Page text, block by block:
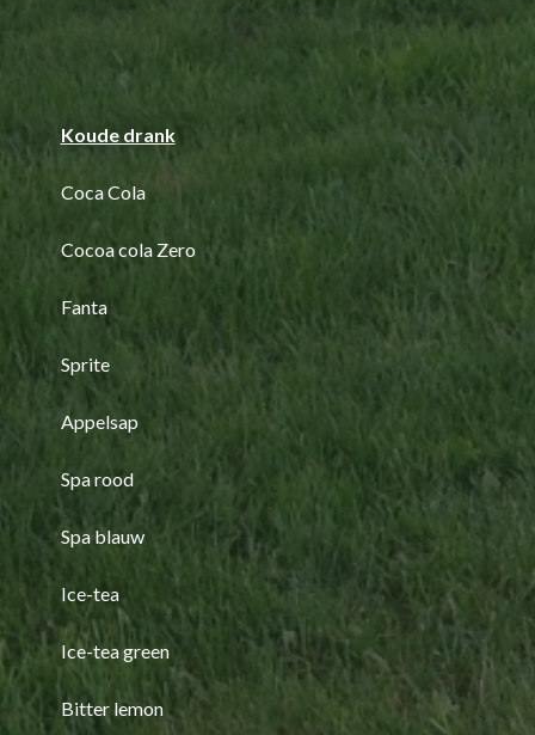
Koude drank
Coca Cola
Cocoa cola Zero
Fanta
Sprite
Appelsap
Spa rood
Spa blauw
Ice-tea
Ice-tea green
Bitter lemon